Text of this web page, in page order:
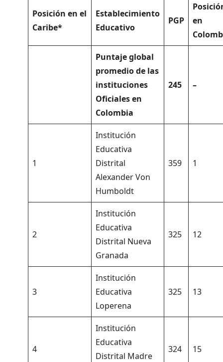
Posición en el
Caribe*
Establecimiento
Educativo
PGP
en
Puntaje global
promedio de las
instituciones
Oficiales en
Colombia
245 –
1
Institución
Educativa
Distrital
Alexander Von
Humboldt
359 1
2
Institución
Educativa
Distrital Nueva
Granada
325 12
3
Institución
Educativa
Loperena
325 13
4
Institución
Educativa
Distrital Madre
324 15